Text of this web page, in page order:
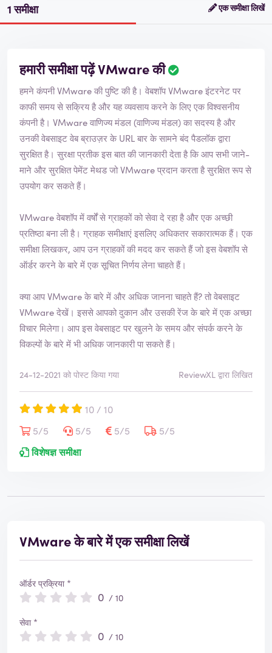
1 समीक्षा एक समीक्षा लिखें
हमारी समीक्षा पढ़ें VMware की
स
क्षा
स
त्या
पि
त
की
ग
हमने कंपनी VMware की पुष्टि की है। वेबशॉपVMwareइंटरनेट पर
काफी समय से सक्रिय है और यह व्यवसाय करने के लिए एक विश्वसनीय
कंपनी है। VMware वाणिज्य मंडल (वाणिज्य मंडल) का सदस्य है और
उनकी वेबसाइट वेब ब्राउज़र के URL बार के सामने बंद पैडलॉक द्वारा
सुरक्षित है। सुरक्षा प्रतीक इस बात की जानकारी देता है कि आप सभी जाने-
माने और सुरक्षित पेमेंट मेथड जो VMware प्रदान करता है सुरक्षित रूप से
उपयोग कर सकते हैं।
VMware वेबशॉप में वर्षों से ग्राहकों को सेवा दे रहा है और एक अच्छी
प्रतिष्ठा बना ली है। ग्राहक समीक्षाएं इसलिए अधिकतर सकारात्मक हैं। एक
समीक्षा लिखकर, आप उन ग्राहकों की मदद कर सकते हैं जो इस वेबशॉप से
ऑर्डर करने के बारे में एक सूचित निर्णय लेना चाहते हैं।
क्या आप VMware के बारे में और अधिक जानना चाहते हैं? तो वेबसाइट
VMwareदेखें। इससे आपको दुकान और उसकी रेंज के बारे में एक अच्छा
विचार मिलेगा। आप इस वेबसाइट पर खुलने के समय और संपर्क करने के
विकल्पों के बारे में भी अधिक जानकारी पा सकते हैं।
24-12-2021 को पोस्ट किया गया ReviewXL द्वारा लिखित
10 / 10
5/5
5/5 5/5
5/5
विशेषज्ञ समीक्षा
VMware के बारे में एक समीक्षा लिखें
ऑर्डर प्रक्रिया *
0 / 10
सेवा *
0 / 10